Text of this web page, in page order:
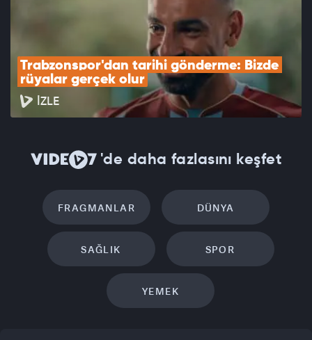
Trabzonspor'dan tarihi gönderme: Bizde
rüyalar gerçek olur
İZLE
'de daha fazlasını keşfet
FRAGMANLAR DÜNYA
SAĞLIK SPOR
YEMEK